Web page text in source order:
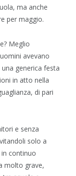
ma anche
per maggio.
Meglio
avevano
una generica festa
in atto nella
di pari
e senza
solo a
continuo
molto grave,